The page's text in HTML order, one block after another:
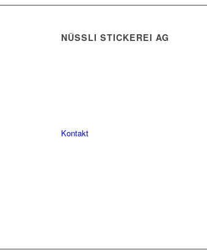
NÜSSLI STICKEREI AG
Kontakt